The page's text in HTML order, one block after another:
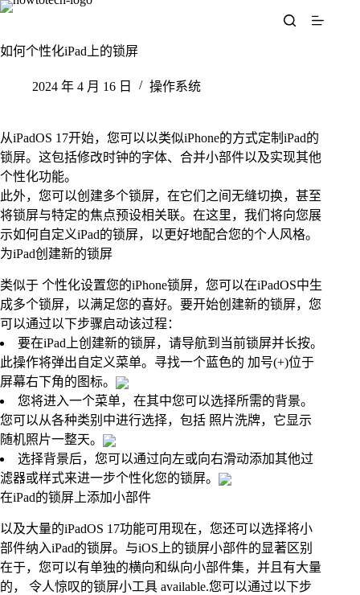
跳
内
如何个性化iPad上的锁屏
2024 年 4 月 16 日 操作系统
从iPadOS 17开始，您可以以类似iPhone的方式定制iPad的
锁屏。这包括修改时钟的字体、合并小部件以及实现其他
个性化功能。
此外，您可以创建多个锁屏，在它们之间无缝切换，甚至
将锁屏与特定的焦点预设相关联。在这里，我们将向您展
示如何自定义iPad的锁屏，以更好地配合您的个人风格。
为iPad创建新的锁屏
类似于 个性化设置您的iPhone锁屏，您可以在iPadOS中生
成多个锁屏，以满足您的喜好。要开始创建新的锁屏，您
可以通过以下步骤启动该过程：
要在iPad上创建新的锁屏，请导航到当前锁屏并长按。
此操作将弹出自定义菜单。寻找一个蓝色的 加号(+)位于
屏幕右下角的图标。
您将进入一个菜单，在其中您可以选择所需的背景。
您可以从各种类别中进行选择，包括 照片洗牌，它显示
随机照片一整天。
选择背景后，您可以通过向左或向右滑动添加其他过
滤器或样式来进一步个性化您的锁屏。
在iPad的锁屏上添加小部件
以及大量的iPadOS 17功能可用现在，您还可以选择将小
部件纳入iPad的锁屏。与iOS上的锁屏小部件的显著区别
在于，您可以有单独的横向和纵向小部件集，并且有大量
的， 令人惊叹的锁屏小工具 available.您可以通过以下步